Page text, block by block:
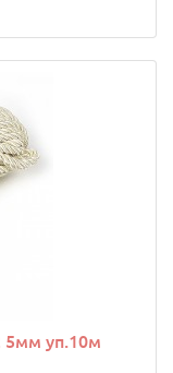
5мм уп.10м